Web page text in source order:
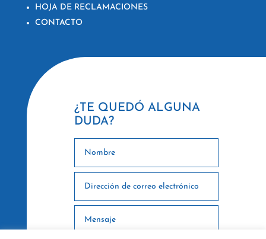
HOJA DE RECLAMACIONES
CONTACTO
¿TE QUEDÓ ALGUNA
DUDA?